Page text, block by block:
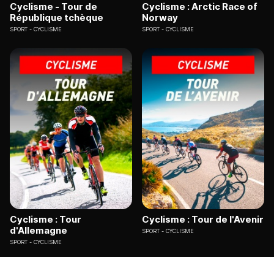
Cyclisme - Tour de
République tchèque
SPORT CYCLISME
Cyclisme : Arctic Race of
Norway
SPORT CYCLISME
Cyclisme : Tour
d'Allemagne
SPORT CYCLISME
Cyclisme : Tour de l'Avenir
SPORT CYCLISME